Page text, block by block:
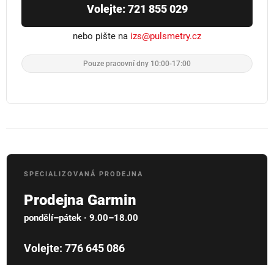
Volejte: 721 855 029
nebo pište na izs@pulsmetry.cz
Pouze pracovní dny 10:00-17:00
SPECIALIZOVANÁ PRODEJNA
Prodejna Garmin
pondělí–pátek · 9.00–18.00
Volejte: 776 645 086